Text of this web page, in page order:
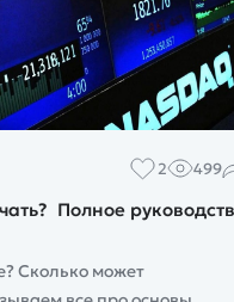
2 499
Полное
Сколько может